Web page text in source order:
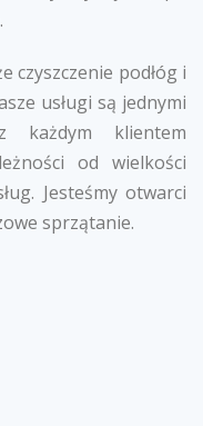
czyszczenie podłóg i
usługi są jednymi
każdym klientem
od wielkości
Jesteśmy otwarci
sprzątanie.